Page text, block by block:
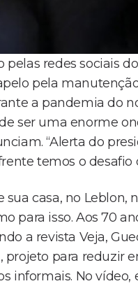
redes sociais
pela
a pandemia do
ser uma enorme
“Alerta do
temos o
casa, no Leblon,
para isso. Aos 70
a revista Veja,
projeto para reduzir
informais. No